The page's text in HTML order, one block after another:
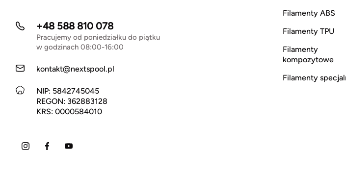
+48 588 810 078
Pracujemy od poniedziałku do piątku
w godzinach 08:00-16:00
kontakt@nextspool.pl
NIP: 5842745045
REGON: 362883128
KRS: 0000584010
Filamenty ABS
Filamenty TPU
Filamenty
kompozytowe
Filamenty